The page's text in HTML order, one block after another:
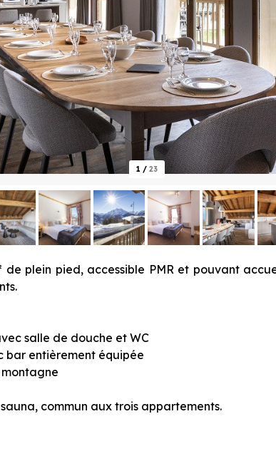
1 / 23
de plein pied, accessible PMR et pouvant
salle de douche et WC
bar entièrement équipée
commun aux trois appartements.